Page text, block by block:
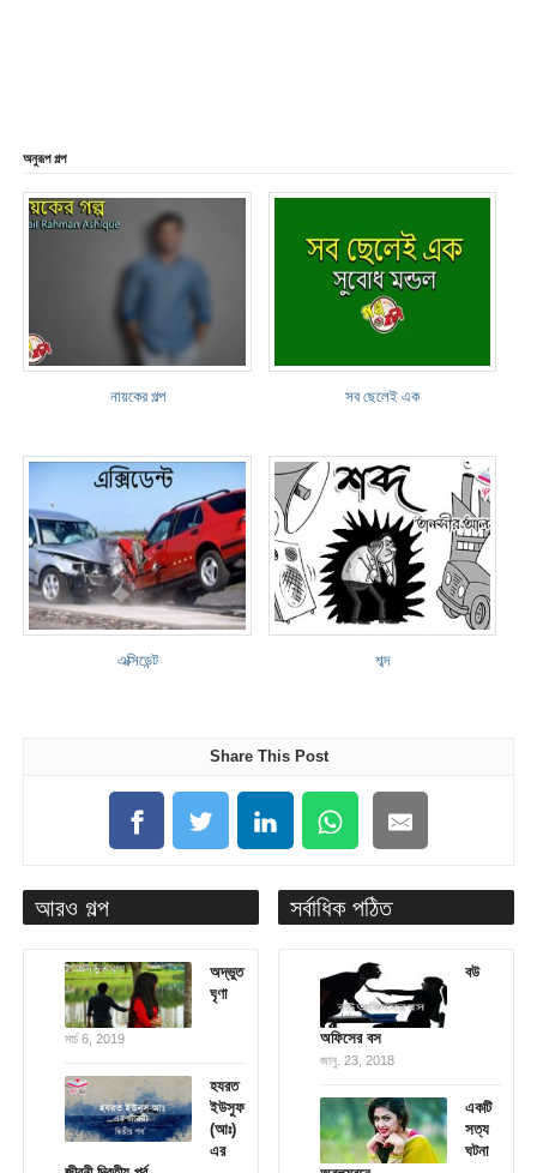
অনুরূপ গল্প
নায়কের গল্প সব ছেলেই এক
এক্সিডেন্ট শব্দ
Share This Post
আরও গল্প
অদ্ভুত
ঘৃণা
মার্চ 6, 2019
হযরত
ইউসুফ
(আঃ)
এর
সর্বাধিক পঠিত
বউ
অফিসের বস
জানু. 23, 2018
একটি
সত্য
ঘটনা